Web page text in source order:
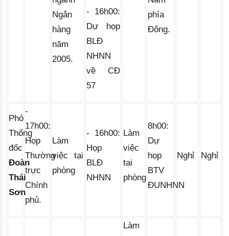
Ngân
hàng
năm
2005.
- 16h00:
Dự họp
BLĐ
NHNN
về CĐ
57
phía
Đông.
Phó
Thống
đốc
Đoàn
Thái
Sơn
-
17h00:
Họp
Thường
trực
Chính
phủ.
Làm
việc tại
phòng
- 16h00:
Họp
BLĐ
NHNN
Làm
việc
tại
phòng
8h00:
Dự
họp
BTV
ĐUNHNN
Nghỉ Nghỉ
Làm